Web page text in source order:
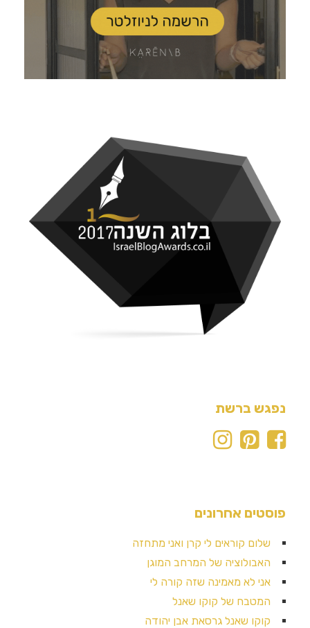
נפגש ברשת
פוסטים אחרונים
שלום קוראים לי קרן ואני מתחזה
האבולוציה של המרחב המוגן
אני לא מאמינה שזה קורה לי
המטבח של קוקו שאנל
קוקו שאנל גרסאת אבן יהודה